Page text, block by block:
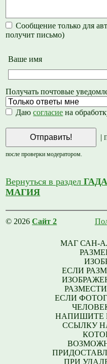
Сообщение только для
получит письмо)
Ваше имя
Получать почтовые
Даюсогласие на
после проверки модератором.
Вернуться в раздел
МАГИЯ
© 2026Сайт 2
МАГ САН-
ЕСЛИ
ЕСЛИ
НАПИШИТЕ
ССЫЛКУ
ПРИ